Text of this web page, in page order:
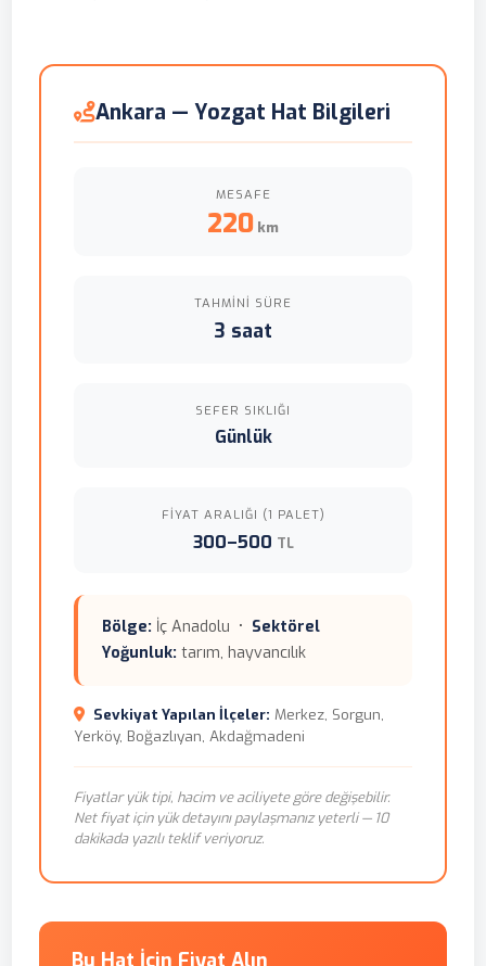
Ankara — Yozgat Hat Bilgileri
MESAFE
220 km
TAHMINI SÜRE
3 saat
SEFER SIKLIĞI
Günlük
FIYAT ARALIĞI (1 PALET)
300–500 TL
Bölge: İç Anadolu • Sektörel
Yoğunluk: tarım, hayvancılık
Sevkiyat Yapılan İlçeler: Merkez, Sorgun,
Yerköy, Boğazlıyan, Akdağmadeni
Fiyatlar yük tipi, hacim ve aciliyete göre değişebilir.
Net fiyat için yük detayını paylaşmanız yeterli — 10
dakikada yazılı teklif veriyoruz.